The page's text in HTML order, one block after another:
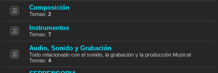
Composición
Temas: 2
Instrumentos
Temas: 7
Audio, Sonido y Grabación
Todo relacionado con el sonido, la grabación y la producción Musical
Temas: 4